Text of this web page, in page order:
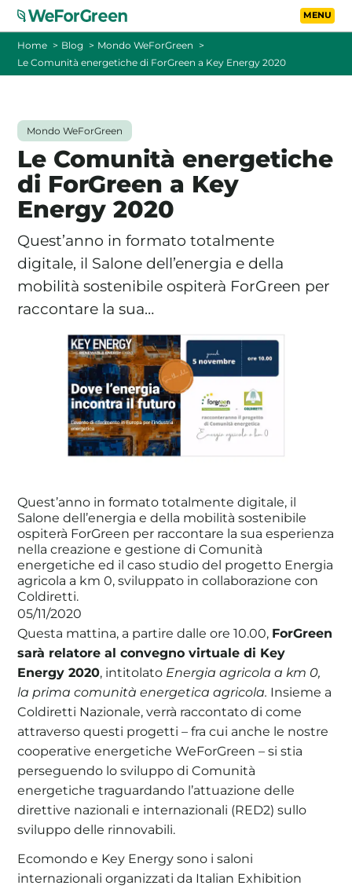
Vai al contenuto
La tua cooperativa energetica sostenibile
TARIFFE
FOTOVOLTAICO A DISTANZA
FAQ
BLOG
CONTATTI
PASSA A WEFORGREEN
Home Blog
Mondo WeForGreen
Le Comunità energetiche di ForGreen a Key Energy 2020
Mondo WeForGreen
Le Comunità energetiche
di ForGreen a Key
Energy 2020
Quest’anno in formato totalmente
digitale, il Salone dell’energia e della
mobilità sostenibile ospiterà ForGreen per
raccontare la sua…
Quest’anno in formato totalmente digitale, il
Salone dell’energia e della mobilità sostenibile
ospiterà ForGreen per raccontare la sua esperienza
nella creazione e gestione di Comunità
energetiche ed il caso studio del progetto Energia
agricola a km 0, sviluppato in collaborazione con
Coldiretti.
05/11/2020
Questa mattina, a partire dalle ore 10.00, ForGreen
sarà relatore al convegno virtuale di Key
Energy 2020, intitolato Energia agricola a km 0,
la prima comunità energetica agricola. Insieme a
Coldiretti Nazionale, verrà raccontato di come
attraverso questi progetti – fra cui anche le nostre
cooperative energetiche WeForGreen – si stia
perseguendo lo sviluppo di Comunità
energetiche traguardando l’attuazione delle
direttive nazionali e internazionali (RED2) sullo
sviluppo delle rinnovabili.
Ecomondo e Key Energy sono i saloni
internazionali organizzati da Italian Exhibition